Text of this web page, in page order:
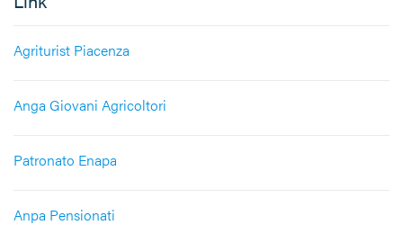
Agriturist Piacenza
Anga Giovani Agricoltori
Patronato Enapa
Anpa Pensionati